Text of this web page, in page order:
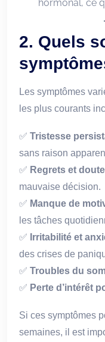
hormonal, ce
2. Quels
Les symptômes
les plus courants
✅ Tristesse
sans raison
✅ Regrets et
mauvaise décision.
✅ Manque de
les tâches
✅ Irritabilité et
des crises de
✅ Troubles du
✅ Perte d’intérêt
Si ces symptômes
semaines, il est